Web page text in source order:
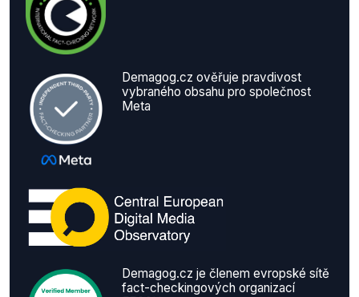
Demagog.cz ověřuje pravdivost
vybraného obsahu pro společnost
Meta
Demagog.cz je členem evropské sítě
fact-checkingových organizací